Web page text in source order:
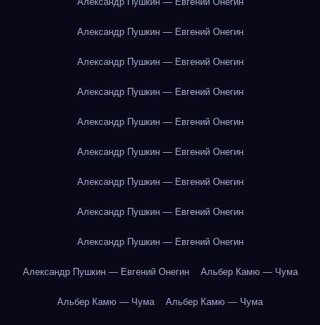
Александр Пушкин — Евгений Онегин
Александр Пушкин — Евгений Онегин
Александр Пушкин — Евгений Онегин
Александр Пушкин — Евгений Онегин
Александр Пушкин — Евгений Онегин
Александр Пушкин — Евгений Онегин
Александр Пушкин — Евгений Онегин
Александр Пушкин — Евгений Онегин
Александр Пушкин — Евгений Онегин Альбер Камю — Чума
Альбер Камю — Чума Альбер Камю — Чума